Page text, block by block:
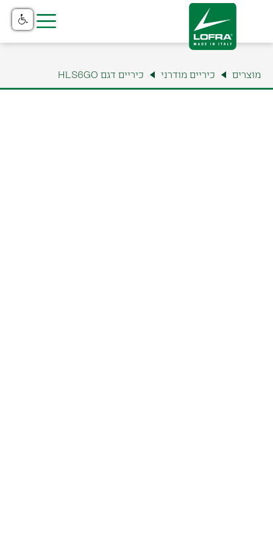
מוצרים
מוצרים כיריים מודרני כיריים דגם HLS6GO